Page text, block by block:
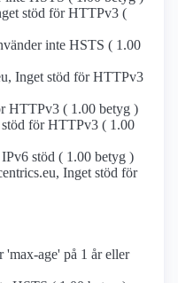
stöd för HTTPv3 (
inte HSTS ( 1.00
Inget stöd för HTTPv3
HTTPv3 ( 1.00 betyg )
stöd för HTTPv3 ( 1.00
stöd ( 1.00 betyg )
Inget stöd för
'max-age' på 1 år eller